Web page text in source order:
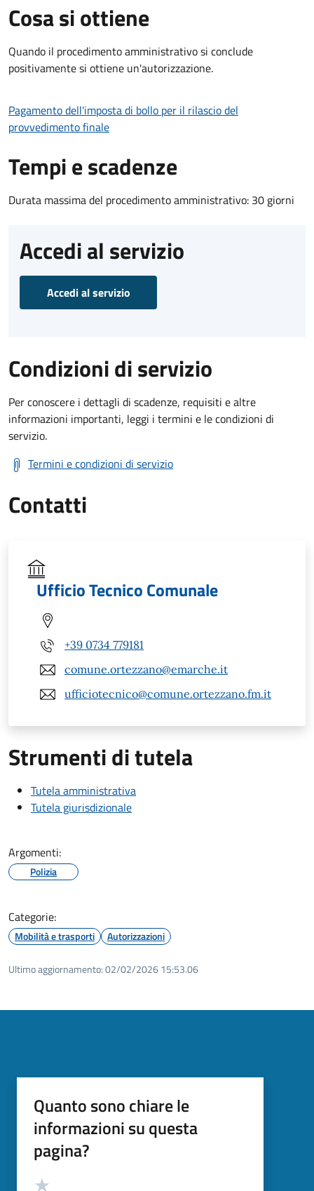
Cosa si ottiene
Quando il procedimento amministrativo si conclude
positivamente si ottiene un'autorizzazione.
Pagamento dell'imposta di bollo per il rilascio del
provvedimento finale
Tempi e scadenze
Durata massima del procedimento amministrativo: 30 giorni
Accedi al servizio
Accedi al servizio
Condizioni di servizio
Per conoscere i dettagli di scadenze, requisiti e altre
informazioni importanti, leggi i termini e le condizioni di
servizio.
Termini e condizioni di servizio
Contatti
Ufficio Tecnico Comunale
+39 0734 779181
comune.ortezzano@emarche.it
ufficiotecnico@comune.ortezzano.fm.it
Strumenti di tutela
Tutela amministrativa
Tutela giurisdizionale
Argomenti:
Polizia
Categorie:
Mobilità e trasporti Autorizzazioni
Ultimo aggiornamento:02/02/2026 15:53.06
Quanto sono chiare le
informazioni su questa
pagina?
Valutazione